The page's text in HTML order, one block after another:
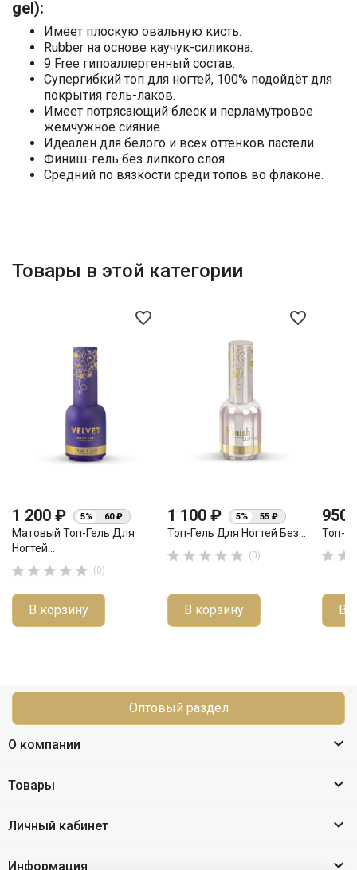
gel):
Имеет плоскую овальную кисть.
Rubber на основе каучук-силикона.
9 Free гипоаллергенный состав.
Супергибкий топ для ногтей, 100% подойдёт для
покрытия гель-лаков.
Имеет потрясающий блеск и перламутровое
жемчужное сияние.
Идеален для белого и всех оттенков пастели.
Финиш-гель без липкого слоя.
Средний по вязкости среди топов во флаконе.
Товары в этой категории
favorite_border
1 200 ₽ 5% 60 ₽
Матовый Топ-Гель Для
Ногтей...
     (0)
В корзину
favorite_border
1 100 ₽ 5% 55 ₽
Топ-Гель Для Ногтей Без...
     (0)
В корзину
950
Топ-
 
В
Оптовый раздел
О компании 
Товары 
Личный кабинет 
Информация 